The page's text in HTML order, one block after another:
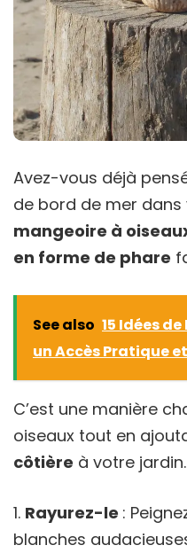
Avez-vous déjà
de bord de mer dans
mangeoire à
en forme de phare
See also 15 Idées
un Accès Pratique
C’est une manière
oiseaux tout en
côtière à votre jardin.
Rayurez-le :
blanches